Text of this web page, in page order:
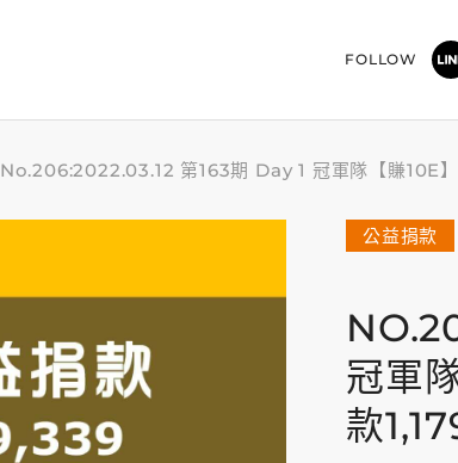
FOLLOW
No.206:2022.03.12 第163期 Day 1 冠軍隊【賺10E
公益捐款
冠軍
款